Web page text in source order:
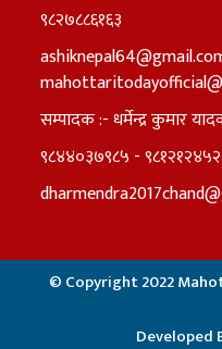
९८२७८८६१६३
सम्पादक :- धर्मेन्द्र कुमार
९८४४०३७९८५ -
© Copyright 2022
Developed